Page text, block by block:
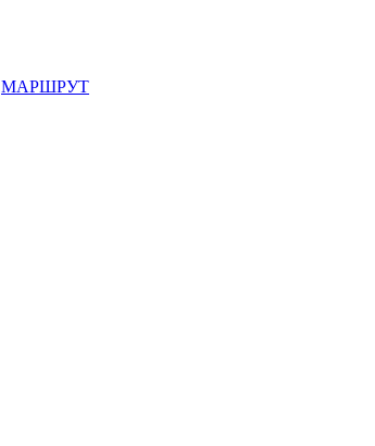
МАРШРУТ